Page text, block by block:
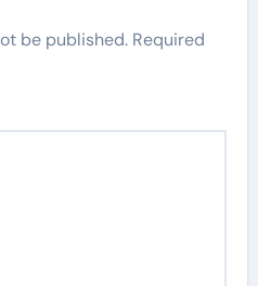
be published. Required